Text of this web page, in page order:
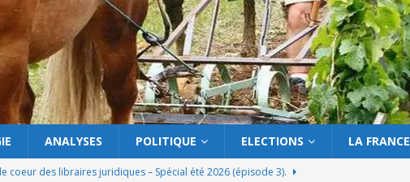
ANALYSES POLITIQUE ELECTIONS LA FRANCE
coeur des libraires juridiques – Spécial été 2026 (épisode 3).